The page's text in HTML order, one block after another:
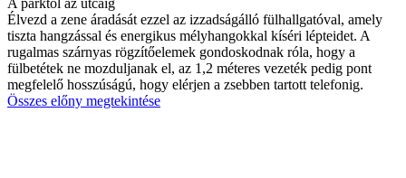
Élvezd a zene áradását ezzel az izzadságálló fülhallgatóval, amely
tiszta hangzással és energikus mélyhangokkal kíséri lépteidet. A
rugalmas szárnyas rögzítőelemek gondoskodnak róla, hogy a
fülbetétek ne mozduljanak el, az 1,2 méteres vezeték pedig pont
megfelelő hosszúságú, hogy elérjen a zsebben tartott telefonig.
Összes előny megtekintése